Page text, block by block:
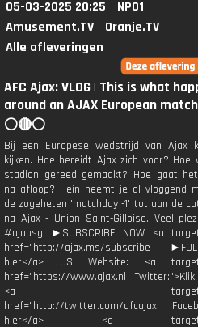
05-03-2025 20:25
NPO1
Amusement.TV
Oranje.TV
Alle afleveringen
AFC Ajax: VLOG | This is what
around an AJAX European
⚪️🔴⚪️
Bij een Europese wedstrijd van Ajax
kijken. Hoe bereidt Ajax zich voor? Hoe
stadion gereed gemaakt? Hoe gaat
na afloop? Hein neemt je al vloggend
de zogeheten 'matchday -1' tot aan de
na Ajax - Union Saint-Gilloise. Veel
#ajausg ►SUBSCRIBE NOW <a
href="http://ajax.ms/subscribe
hier</a> US Website: <a
href="https://www.ajax.nl
<a
href="http://twitter.com/afcajax
hier</a> <a